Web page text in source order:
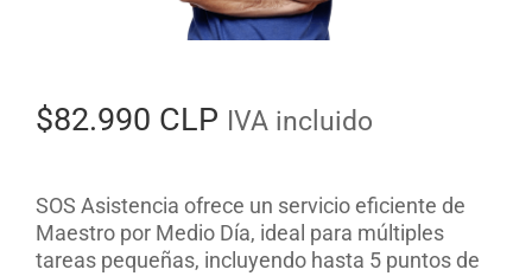
$82.990 CLP IVA incluido
SOS Asistencia ofrece un servicio eficiente de
Maestro por Medio Día, ideal para múltiples
tareas pequeñas, incluyendo hasta 5 puntos de